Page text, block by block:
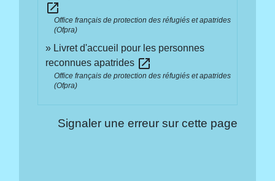
open_in_new
Office français de protection des réfugiés et apatrides
(Ofpra)
Livret d'accueil pour les personnes
reconnues apatrides open_in_new
Office français de protection des réfugiés et apatrides
(Ofpra)
Signaler une erreur sur cette page